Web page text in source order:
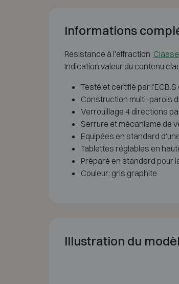
Informations
Resistance à l'effraction
Indication valeur du contenu
Testé et certifié par
Construction multi-parois
Verrouillage 4 directions
Serrure et mécanisme de
Equipées en standard
Tablettes réglables en
Préparé en standard pour
Couleur: gris graphite
Illustration du